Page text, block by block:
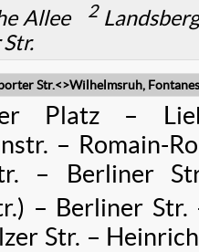
Allee 2
Str.<>Wilhelmsruh,
Platz –
– Romain-
– Berliner
– Berliner Str.
Str. –